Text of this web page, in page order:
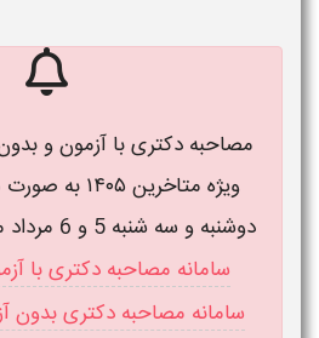
مصاحبه دکتری با آزمون و
ویژه متاخرین
دوشنبه و سه شنبه 5 و 6 مرداد ماه برگزار خواهد شد.
سامانه مصاحبه دکتری با
سامانه مصاحبه دکتری بدون